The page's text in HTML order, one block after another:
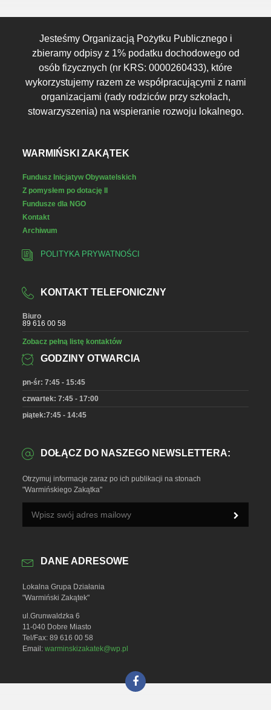
Jesteśmy Organizacją Pożytku Publicznego i
zbieramy odpisy z 1% podatku dochodowego od
osób fizycznych (nr KRS: 0000260433), które
wykorzystujemy razem ze współpracującymi z nami
organizacjami (rady rodziców przy szkołach,
stowarzyszenia) na wspieranie rozwoju lokalnego.
WARMIŃSKI ZAKĄTEK
Fundusz Inicjatyw Obywatelskich
Z pomysłem po dotację II
Fundusze dla NGO
Kontakt
Archiwum
POLITYKA PRYWATNOŚCI
KONTAKT TELEFONICZNY
Biuro
89 616 00 58
Zobacz pełną listę kontaktów
GODZINY OTWARCIA
pn-śr: 7:45 - 15:45
czwartek: 7:45 - 17:00
piątek:7:45 - 14:45
DOŁĄCZ DO NASZEGO NEWSLETTERA:
Otrzymuj informacje zaraz po ich publikacji na stonach
"Warmińskiego Zakątka"
DANE ADRESOWE
Lokalna Grupa Działania
"Warmiński Zakątek"
ul.Grunwaldzka 6
11-040 Dobre Miasto
Tel/Fax: 89 616 00 58
Email:warminskizakatek@wp.pl